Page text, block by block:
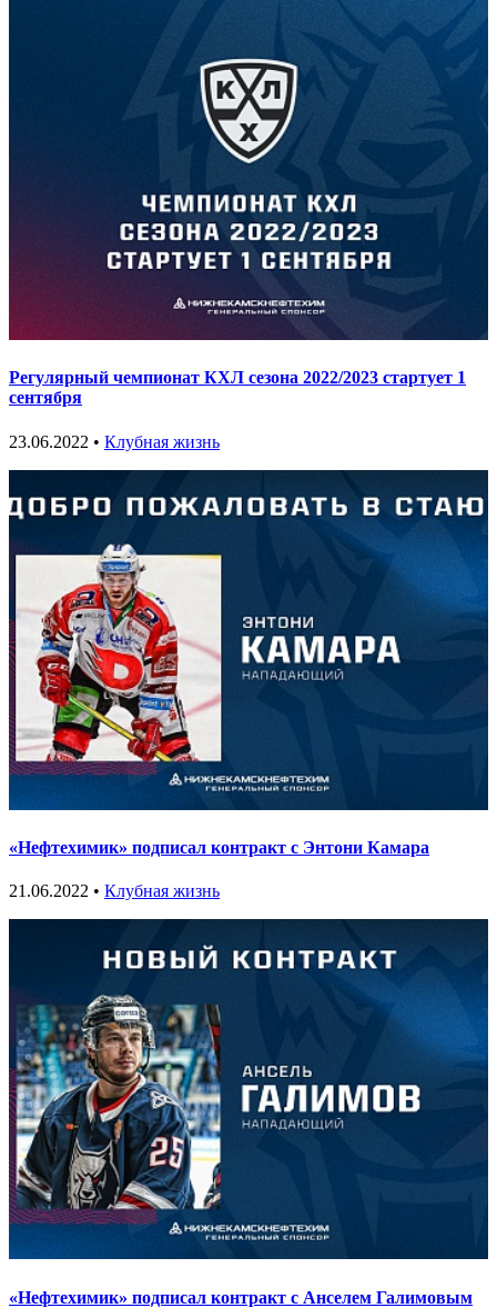
Регулярный чемпионат КХЛ сезона 2022/2023 стартует 1
сентября
23.06.2022 • Клубная жизнь
«Нефтехимик» подписал контракт с Энтони Камара
21.06.2022 • Клубная жизнь
«Нефтехимик» подписал контракт с Анселем Галимовым